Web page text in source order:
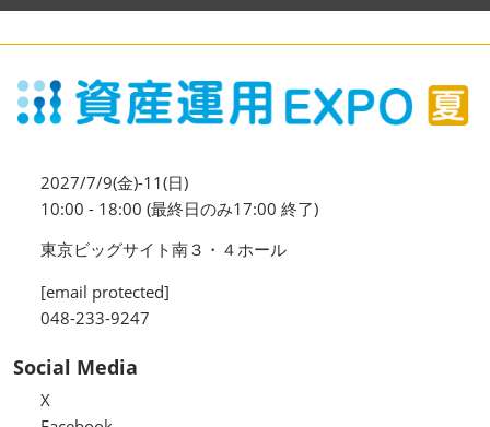
2027/7/9(金)-11(日)
10:00 - 18:00 (最終日のみ17:00 終了)
東京ビッグサイト南３・４ホール
[email protected]
048-233-9247
Social Media
X